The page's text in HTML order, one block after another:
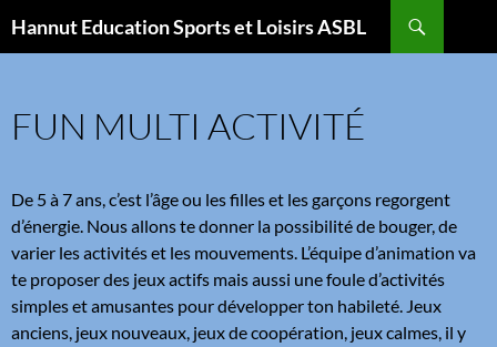
auHannut Education Sports et Loisirs ASBL
FUN MULTI ACTIVITÉ
De 5 à 7 ans, c’est l’âge ou les filles et les garçons regorgent
d’énergie. Nous allons te donner la possibilité de bouger, de
varier les activités et les mouvements. L’équipe d’animation va
te proposer des jeux actifs mais aussi une foule d’activités
simples et amusantes pour développer ton habileté. Jeux
anciens, jeux nouveaux, jeux de coopération, jeux calmes, il y